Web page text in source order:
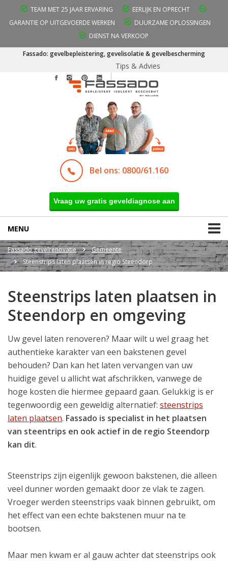
TEAM MET 25 JAAR ERVARING
EERLIJK EN OPRECHT
GARANTIE OP UITGEVOERDE WERKEN
DUURZAME OPLOSSINGEN
DIENST NA VERKOOP
Fassado: gevelbepleistering, gevelisolatie & gevelbescherming
Tips & Advies
Bel ons: 0800/61.160
Vraag uw gratis geveldiagnose aan
MENU
Fassado gevelrenovatie
Gemeente
Steenstrips laten plaatsen in regio Steendorp
Steenstrips laten plaatsen in
Steendorp en omgeving
Uw gevel laten renoveren? Maar wilt u wel graag het
authentieke karakter van een bakstenen gevel
behouden? Dan kan het laten vervangen van uw
huidige gevel u allicht wat afschrikken, vanwege de
hoge kosten die hiermee gepaard gaan. Gelukkig is er
tegenwoordig een geweldig alternatief: steenstrips
laten plaatsen. Fassado is specialist in het plaatsen
van steentrips en ook actief in de regio Steendorp
kan dit.
Steenstrips zijn eigenlijk gewoon bakstenen, die alleen
veel dunner worden gemaakt door ze vlak te zagen.
Vroeger werden steenstrips vaak binnen gebruikt, om
het effect van een echte bakstenen muur na te
bootsen.
Maar men kwam er al gauw achter dat steenstrips ook